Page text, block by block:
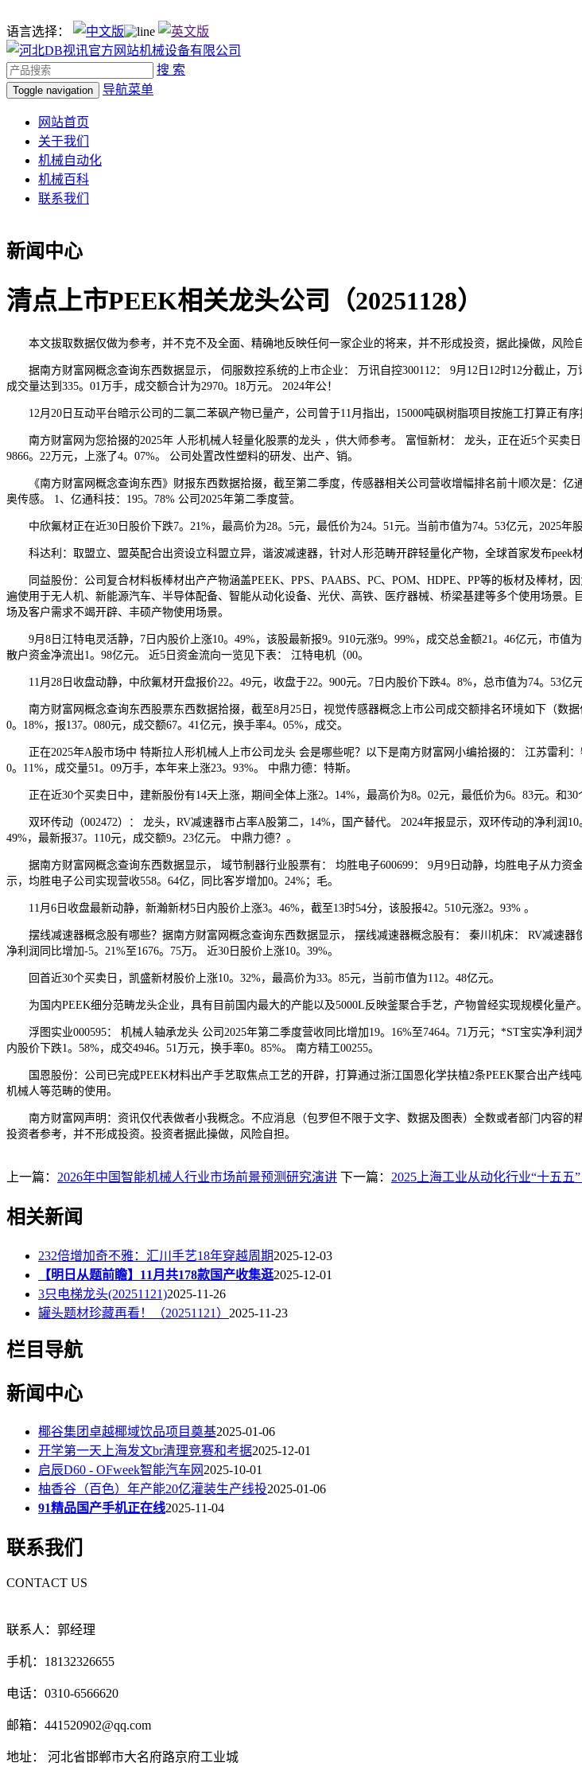
语言选择：
搜 索
Toggle navigation 导航菜单
网站首页
关于我们
机械自动化
机械百科
联系我们
新闻中心
清点上市PEEK相关龙头公司（20251128）
本文拔取数据仅做为参考，并不克不及全面、精确地反映任何一家企业的将来，并不形成投资，据此操做，风险自
据南方财富网概念查询东西数据显示， 伺服数控系统的上市企业： 万讯自控300112： 9月12日12时12分截止，万
成交量达到335。01万手，成交额合计为2970。18万元。 2024年公！
12月20日互动平台暗示公司的二氯二苯砜产物已量产，公司曾于11月指出，15000吨砜树脂项目按施工打算正有序
南方财富网为您拾掇的2025年 人形机械人轻量化股票的龙头 ，供大师参考。 富恒新材： 龙头，正在近5个买卖
9866。22万元，上涨了4。07%。 公司处置改性塑料的研发、出产、销。
《南方财富网概念查询东西》财报东西数据拾掇，截至第二季度，传感器相关公司营收增幅排名前十顺次是：亿
奥传感。 1、亿通科技：195。78% 公司2025年第二季度营。
中欣氟材正在近30日股价下跌7。21%，最高价为28。5元，最低价为24。51元。当前市值为74。53亿元，2025年股
科达利：取盟立、盟英配合出资设立科盟立异，谐波减速器，针对人形范畴开辟轻量化产物，全球首家发布peek
同益股份：公司复合材料板棒材出产产物涵盖PEEK、PPS、PAABS、PC、POM、HDPE、PP等的板材及棒材，
遍使用于无人机、新能源汽车、半导体配备、智能从动化设备、光伏、高铁、医疗器械、桥梁基建等多个使用场景
场及客户需求不竭开辟、丰硕产物使用场景。
9月8日江特电灵活静，7日内股价上涨10。49%，该股最新报9。910元涨9。99%，成交总金额21。46亿元，市值
散户资金净流出1。98亿元。 近5日资金流向一览见下表： 江特电机（00。
11月28日收盘动静，中欣氟材开盘报价22。49元，收盘于22。900元。7日内股价下跌4。8%，总市值为74。53亿元
南方财富网概念查询东西股票东西数据拾掇，截至8月25日，视觉传感器概念上市公司成交额排名环境如下（数
0。18%，报137。080元，成交额67。41亿元，换手率4。05%，成交。
正在2025年A股市场中 特斯拉人形机械人上市公司龙头 会是哪些呢？以下是南方财富网小编拾掇的： 江苏雷利
0。11%，成交量51。09万手，本年来上涨23。93%。 中鼎力德：特斯。
正在近30个买卖日中，建新股份有14天上涨，期间全体上涨2。14%，最高价为8。02元，最低价为6。83元。和30
双环传动（002472）： 龙头，RV减速器市占率A股第二，14%，国产替代。 2024年报显示，双环传动的净利润10
49%，最新报37。110元，成交额9。23亿元。 中鼎力德？。
据南方财富网概念查询东西数据显示， 域节制器行业股票有： 均胜电子600699： 9月9日动静，均胜电子从力资
示，均胜电子公司实现营收558。64亿，同比客岁增加0。24%；毛。
11月6日收盘最新动静，新瀚新材5日内股价上涨3。46%，截至13时54分，该股报42。510元涨2。93% 。
摆线减速器概念股有哪些？据南方财富网概念查询东西数据显示， 摆线减速器概念股有： 秦川机床： RV减速器
净利润同比增加-5。21%至1676。75万。 近30日股价上涨10。39%。
回首近30个买卖日，凯盛新材股价上涨10。32%，最高价为33。85元，当前市值为112。48亿元。
为国内PEEK细分范畴龙头企业，具有目前国内最大的产能以及5000L反映釜聚合手艺，产物曾经实现规模化量产。
浮图实业000595： 机械人轴承龙头 公司2025年第二季度营收同比增加19。16%至7464。71万元；*ST宝实净利润
内股价下跌1。58%，成交4946。51万元，换手率0。85%。 南方精工00255。
国恩股份：公司已完成PEEK材料出产手艺取焦点工艺的开辟，打算通过浙江国恩化学扶植2条PEEK聚合出产线
机械人等范畴的使用。
南方财富网声明：资讯仅代表做者小我概念。不应消息（包罗但不限于文字、数据及图表）全数或者部门内容的
投资者参考，并不形成投资。投资者据此操做，风险自担。
上一篇： 2026年中国智能机械人行业市场前景预测研究演讲 下一篇： 2025上海工业从动化行业“十五五
相关新闻
232倍增加奇不雅：汇川手艺18年穿越周期2025-12-03
【明日从题前瞻】11月共178款国产收集逛2025-12-01
3只电梯龙头(20251121)2025-11-26
罐头题材珍藏再看！（20251121） 2025-11-23
栏目导航
新闻中心
椰谷集团卓越椰域饮品项目奠基2025-01-06
开学第一天上海发文br清理竞赛和考据2025-12-01
启辰D60 - OFweek智能汽车网2025-10-01
柚香谷（百色）年产能20亿灌装生产线投2025-01-06
91精品国产手机正在线2025-11-04
联系我们
CONTACT US
联系人：郭经理
手机：18132326655
电话：0310-6566620
邮箱：441520902@qq.com
地址： 河北省邯郸市大名府路京府工业城